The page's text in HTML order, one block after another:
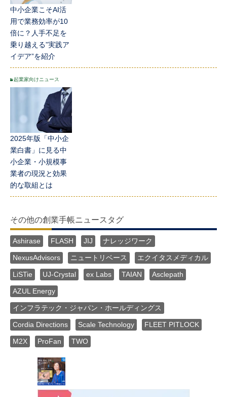
中小企業こそAI活
用で業務効率が10
倍に？人手不足を
乗り越える”実践ア
イデア”を紹介
起業家向けニュース
2025年版「中小企
業白書」に見る中
小企業・小規模事
業者の現況と効果
的な取組とは
その他の創業手帳ニュースタグ
Ashirase FLASH JIJ ナレッジワーク
NexusAdvisors ニュートリベース エクイタスメディカル
LiSTie UJ-Crystal ex Labs TAIAN Asclepath
AZUL Energy
インフラテック・ジャパン・ホールディングス
Cordia Directions Scale Technology FLEET PITLOCK
M2X ProFan TWO